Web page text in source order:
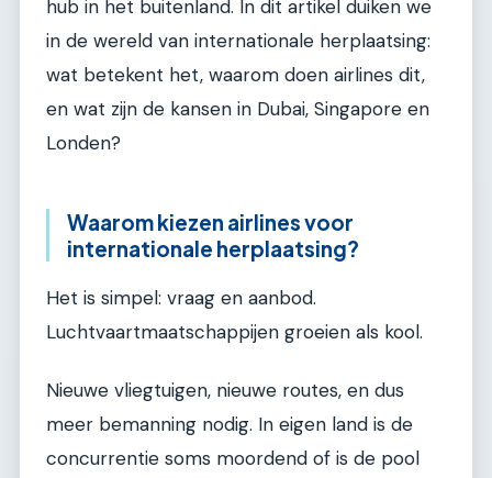
hub in het buitenland. In dit artikel duiken we
in de wereld van internationale herplaatsing:
wat betekent het, waarom doen airlines dit,
en wat zijn de kansen in Dubai, Singapore en
Londen?
Waarom kiezen airlines voor
internationale herplaatsing?
Het is simpel: vraag en aanbod.
Luchtvaartmaatschappijen groeien als kool.
Nieuwe vliegtuigen, nieuwe routes, en dus
meer bemanning nodig. In eigen land is de
concurrentie soms moordend of is de pool